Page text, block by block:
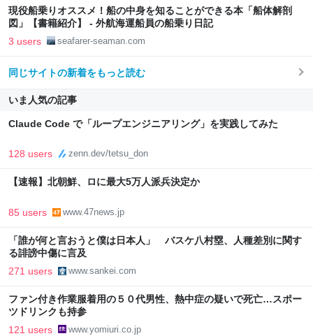
現役船乗りオススメ！船の中身を知ることができる本「船体解剖
図」【書籍紹介】 - 外航海運船員の船乗り日記
3 users seafarer-seaman.com
同じサイトの新着をもっと読む
いま人気の記事
Claude Code で「ループエンジニアリング」を実践してみた
128 users zenn.dev/tetsu_don
【速報】北朝鮮、ロに最大5万人派兵決定か
85 users www.47news.jp
「誰が何と言おうと僕は日本人」 バスケ八村塁、人種差別に関す
る誹謗中傷に言及
271 users www.sankei.com
ファン付き作業服着用の５０代男性、熱中症の疑いで死亡…スポー
ツドリンクも持参
121 users www.yomiuri.co.jp